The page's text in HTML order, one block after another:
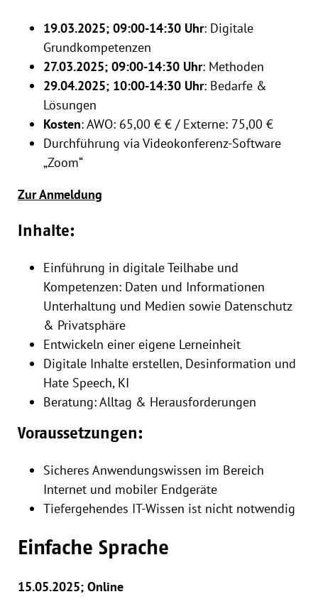
19.03.2025; 09:00-14:30 Uhr: Digitale
Grundkompetenzen
27.03.2025; 09:00-14:30 Uhr: Methoden
29.04.2025; 10:00-14:30 Uhr: Bedarfe &
Lösungen
Kosten: AWO: 65,00 € € / Externe: 75,00 €
Durchführung via Videokonferenz-Software
„Zoom“
Zur Anmeldung
Inhalte:
Einführung in digitale Teilhabe und
Kompetenzen: Daten und Informationen
Unterhaltung und Medien sowie Datenschutz
& Privatsphäre
Entwickeln einer eigene Lerneinheit
Digitale Inhalte erstellen, Desinformation und
Hate Speech, KI
Beratung: Alltag & Herausforderungen
Voraussetzungen:
Sicheres Anwendungswissen im Bereich
Internet und mobiler Endgeräte
Tiefergehendes IT-Wissen ist nicht notwendig
Einfache Sprache
15.05.2025; Online